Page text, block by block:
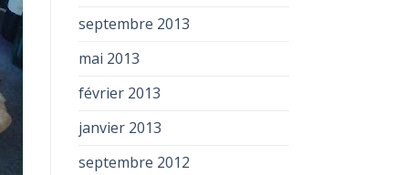
septembre 2013
mai 2013
février 2013
janvier 2013
septembre 2012